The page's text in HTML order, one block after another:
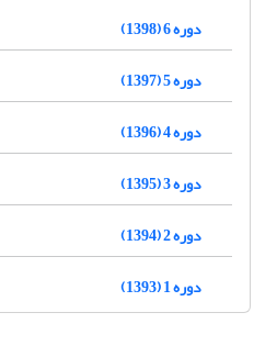
دوره 6 (1398)
دوره 5 (1397)
دوره 4 (1396)
دوره 3 (1395)
دوره 2 (1394)
دوره 1 (1393)